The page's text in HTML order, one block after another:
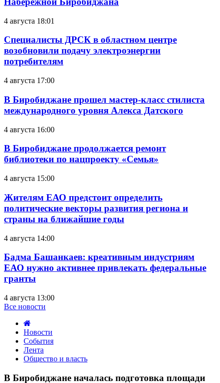
4 августа 18:01
Специалисты ДРСК в областном центре
возобновили подачу электроэнергии
потребителям
4 августа 17:00
В Биробиджане прошел мастер-класс стилиста
международного уровня Алекса Датского
4 августа 16:00
В Биробиджане продолжается ремонт
библиотеки по нацпроекту «Семья»
4 августа 15:00
Жителям ЕАО предстоит определить
политические векторы развития региона и
страны на ближайшие годы
4 августа 14:00
Бадма Башанкаев: креативным индустриям
ЕАО нужно активнее привлекать федеральные
гранты
4 августа 13:00
Все новости
Новости
События
Лента
Общество и власть
Биробиджане
В Биробиджане началась подготовка площади